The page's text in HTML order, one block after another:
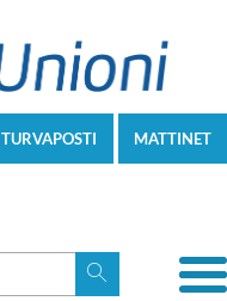
MATTINET
TURVAPOSTI